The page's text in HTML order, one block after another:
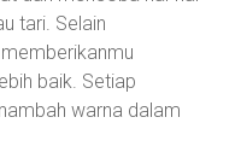
tari. Selain
baik. Setiap
warna dalam